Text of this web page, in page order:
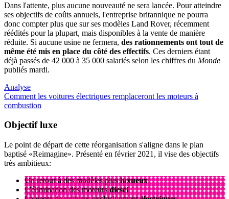
Dans l'attente, plus aucune nouveauté ne sera lancée. Pour atteindre
ses objectifs de coûts annuels, l'entreprise britannique ne pourra
donc compter plus que sur ses modèles Land Rover, récemment
réédités pour la plupart, mais disponibles à la vente de manière
réduite. Si aucune usine ne fermera, des rationnements ont tout de
même été mis en place du côté des effectifs. Ces derniers étant
déjà passés de 42 000 à 35 000 salariés selon les chiffres du Monde
publiés mardi.
Analyse
Comment les voitures électriques remplaceront les moteurs à
combustion
Objectifluxe
Le point de départ de cette réorganisation s'aligne dans le plan
baptisé «Reimagine». Présenté en février 2021, il vise des objectifs
très ambitieux:
Un retour à des modèles plusluxueux
L'élimination des moteursdiesel